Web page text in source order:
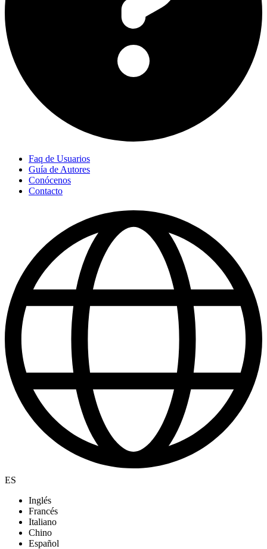
Faq de Usuarios
Guía de Autores
Conócenos
Contacto
ES
Inglés
Francés
Italiano
Chino
Español